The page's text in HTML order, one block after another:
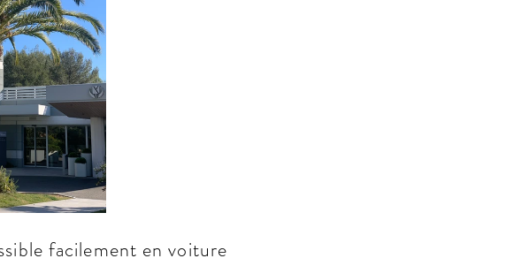
facilement en voiture